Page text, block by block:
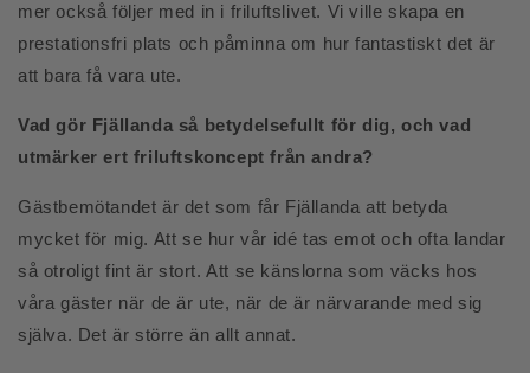
mer också följer med in i friluftslivet. Vi ville skapa en
prestationsfri plats och påminna om hur fantastiskt det är
att bara få vara ute.
Vad gör Fjällanda så betydelsefullt för dig, och vad
utmärker ert friluftskoncept frånandra?
Gästbemötandet är det som får Fjällanda att betyda
mycket för mig. Att se hur vår idé tas emot och ofta landar
så otroligt fint är stort. Att se känslorna som väcks hos
våra gäster när de är ute, när de är närvarande med sig
själva. Det är större än allt annat.